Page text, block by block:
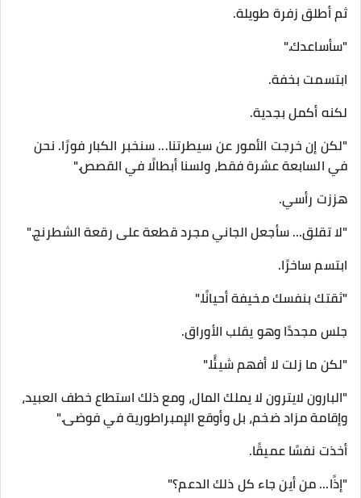
ثم أطلق زفرة طويلة.
"سأساعدك."
ابتسمت بخفة.
لكنه أكمل بجدية.
"لكن إن خرجت الأمور عن سيطرتنا... سنخبر الكبار فورًا. نحن
في السابعة عشرة فقط، ولسنا أبطالًا في القصص."
هززت رأسي.
"لا تقلق... سأجعل الجاني مجرد قطعة على رقعة الشطرنج."
ابتسم ساخرًا.
"ثقتك بنفسك مخيفة أحيانًا."
جلس مجددًا وهو يقلب الأوراق.
"لكن ما زلت لا أفهم شيئًا."
"البارون لايترون لا يملك المال، ومع ذلك استطاع خطف العبيد،
وإقامة مزاد ضخم، بل وأوقع الإمبراطورية في فوضى."
أخذت نفسًا عميقًا.
"إذًا... من أين جاء كل ذلك الدعم؟"